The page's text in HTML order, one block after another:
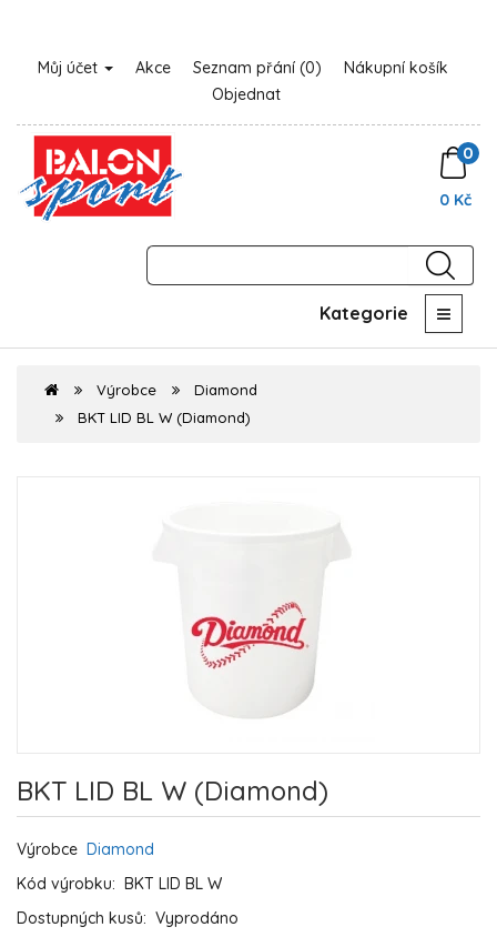
Můj účet Akce Seznam přání (0)
Nákupní košík
Objednat
0
0 Kč
Kategorie
Výrobce
Diamond
BKT LID BL W (Diamond)
BKT LID BL W (Diamond)
Výrobce Diamond
Kód výrobku: BKT LID BL W
Dostupných kusů: Vyprodáno